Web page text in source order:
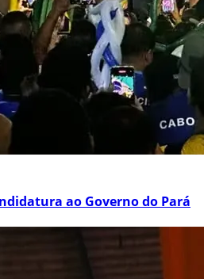
ao Governo do Pará